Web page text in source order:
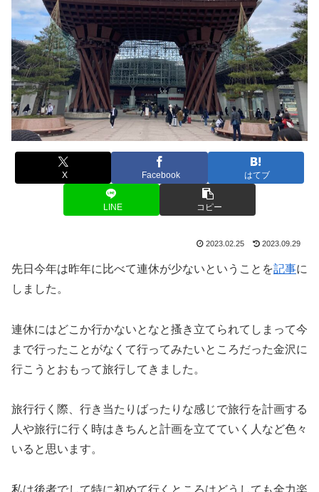
X Facebook はてブ
LINE コピー
2023.02.25 2023.09.29
先日今年は昨年に比べて連休が少ないということを記事に
しました。
連休にはどこか行かないとなと搔き立てられてしまって今
まで行ったことがなくて行ってみたいところだった金沢に
行こうとおもって旅行してきました。
旅行行く際、行き当たりばったりな感じで旅行を計画する
人や旅行に行く時はきちんと計画を立てていく人など色々
いると思います。